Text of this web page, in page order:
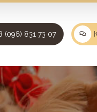
(096) 831 73 07